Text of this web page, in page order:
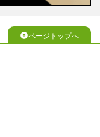
ページトップへ